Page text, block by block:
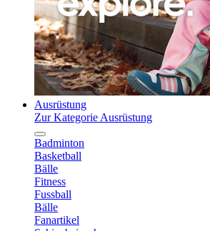
Ausrüstung
Zur Kategorie Ausrüstung
Badminton
Basketball
Bälle
Fitness
Fussball
Bälle
Fanartikel